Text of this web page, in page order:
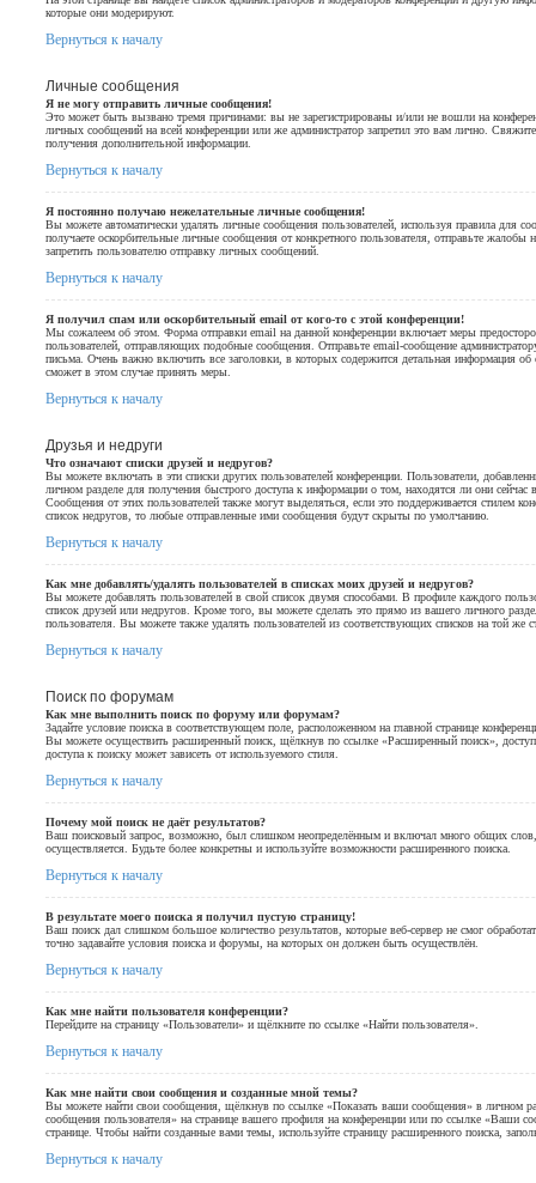
которые они модерируют.
Вернуться к началу
Личные сообщения
Я не могу отправить личные сообщения!
Это может быть вызвано тремя причинами: вы не зарегистрированы и/или не вошли на
личных сообщений на всей конференции или же администратор запретил это вам лично.
получения дополнительной информации.
Вернуться к началу
Я постоянно получаю нежелательные личные сообщения!
Вы можете автоматически удалять личные сообщения пользователей, используя правила для
получаете оскорбительные личные сообщения от конкретного пользователя, отправьте
запретить пользователю отправку личных сообщений.
Вернуться к началу
Я получил спам или оскорбительный email от кого-то с этой конференции!
Мы сожалеем об этом. Форма отправки email на данной конференции включает меры
пользователей, отправляющих подобные сообщения. Отправьте email-сообщение
письма. Очень важно включить все заголовки, в которых содержится детальная информация об
сможет в этом случае принять меры.
Вернуться к началу
Друзья и недруги
Что означают списки друзей и недругов?
Вы можете включать в эти списки других пользователей конференции. Пользователи,
личном разделе для получения быстрого доступа к информации о том, находятся ли они
Сообщения от этих пользователей также могут выделяться, если это поддерживается стилем
список недругов, то любые отправленные ими сообщения будут скрыты по умолчанию.
Вернуться к началу
Как мне добавлять/удалять пользователей в списках моих друзей и недругов?
Вы можете добавлять пользователей в свой список двумя способами. В профиле каждого
список друзей или недругов. Кроме того, вы можете сделать это прямо из вашего личного
пользователя. Вы можете также удалять пользователей из соответствующих списков на той же
Вернуться к началу
Поиск по форумам
Как мне выполнить поиск по форуму или форумам?
Задайте условие поиска в соответствующем поле, расположенном на главной странице
Вы можете осуществить расширенный поиск, щёлкнув по ссылке «Расширенный поиск»,
доступа к поиску может зависеть от используемого стиля.
Вернуться к началу
Почему мой поиск не даёт результатов?
Ваш поисковый запрос, возможно, был слишком неопределённым и включал много общих
осуществляется. Будьте более конкретны и используйте возможности расширенного поиска.
Вернуться к началу
В результате моего поиска я получил пустую страницу!
Ваш поиск дал слишком большое количество результатов, которые веб-сервер не смог
точно задавайте условия поиска и форумы, на которых он должен быть осуществлён.
Вернуться к началу
Как мне найти пользователя конференции?
Перейдите на страницу «Пользователи» и щёлкните по ссылке «Найти пользователя».
Вернуться к началу
Как мне найти свои сообщения и созданные мной темы?
Вы можете найти свои сообщения, щёлкнув по ссылке «Показать ваши сообщения» в личном
сообщения пользователя» на странице вашего профиля на конференции или по ссылке «Ваши
странице. Чтобы найти созданные вами темы, используйте страницу расширенного поиска,
Вернуться к началу